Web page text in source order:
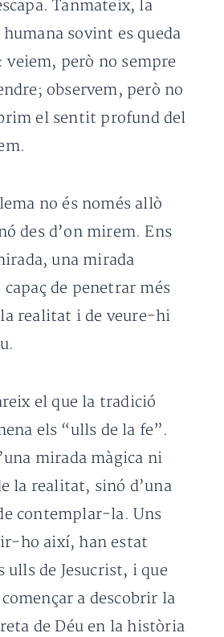
Tanmateix, la
sovint es queda
veiem, però no sempre
observem, però no
el sentit profund del
no és només allò
des d’on mirem. Ens
una mirada
de penetrar més
realitat i de veure-hi
el que la tradició
els “ulls de la fe”.
mirada màgica ni
la realitat, sinó d’una
contemplar-la. Uns
ho així, han estat
ulls de Jesucrist, i que
a descobrir la
de Déu en la història